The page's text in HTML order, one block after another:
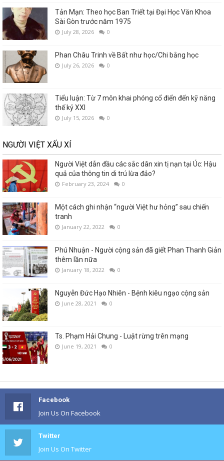
Tản Mạn: Theo học Ban Triết tại Đại Học Văn Khoa
Sài Gòn trước năm 1975
July 28, 2026 0
Phan Châu Trinh về Bất như học/Chi bằng học
July 26, 2026 0
Tiểu luận: Từ 7 môn khai phóng cổ điển đến kỹ năng
thế kỷ XXI
July 15, 2026 0
NGƯỜI VIỆT XẤU XÍ
Người Việt dẫn đầu các sắc dân xin tị nạn tại Úc: Hậu
quả của thông tin di trú lừa đảo?
February 23, 2024 0
Một cách ghi nhận “người Việt hư hỏng” sau chiến
tranh
January 22, 2022 0
Phú Nhuận - Người cộng sản đã giết Phan Thanh Giản
thêm lần nữa
January 18, 2022 0
Nguyễn Đức Hạo Nhiên - Bệnh kiêu ngạo cộng sản
June 28, 2021 0
Ts. Phạm Hải Chung - Luật rừng trên mạng
June 19, 2021 0
Facebook
Join Us On Facebook
Twitter
Join Us On Twitter